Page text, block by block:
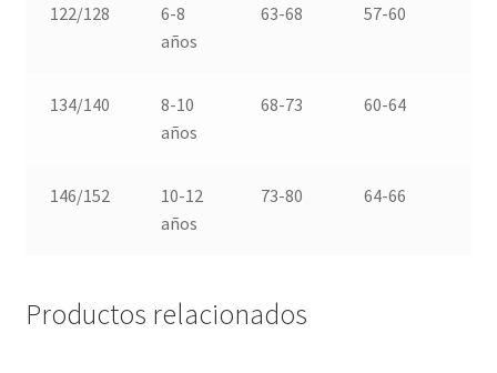
122/128
6-8
años
63-68 57-60
134/140
8-10
años
68-73 60-64
146/152
10-12
años
73-80 64-66
Productos relacionados